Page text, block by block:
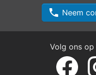
phone Neem
Volg ons op